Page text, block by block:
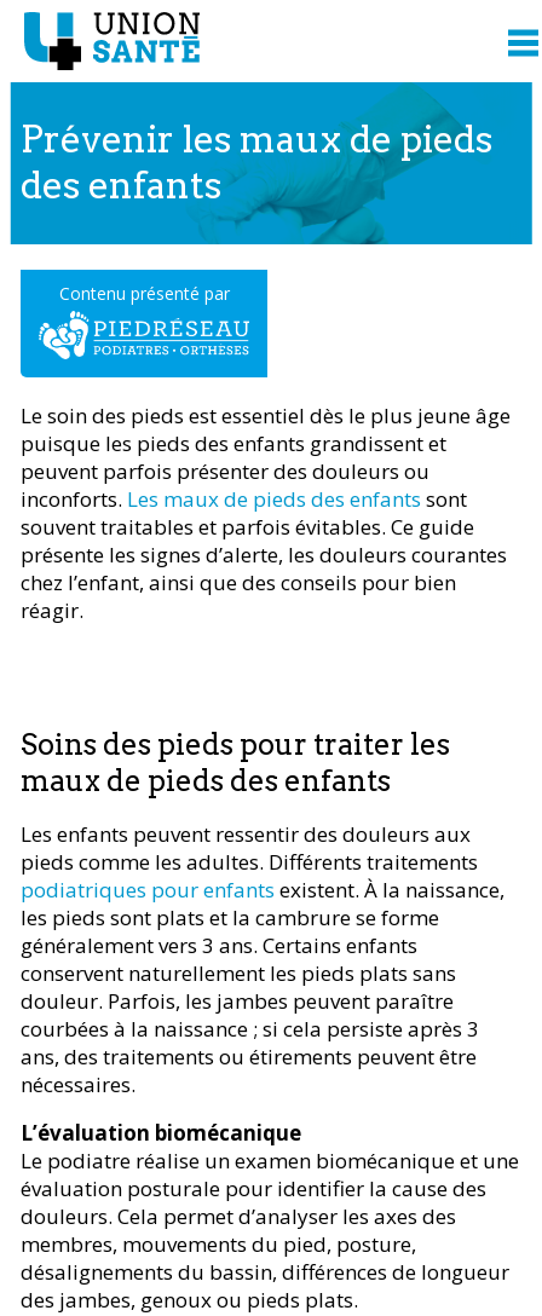
Prévenir les maux de pieds
des enfants
Contenu présenté par
Le soin des pieds est essentiel dès le plus jeune âge
puisque les pieds des enfants grandissent et
peuvent parfois présenter des douleurs ou
inconforts. Les maux de pieds des enfants sont
souvent traitables et parfois évitables. Ce guide
présente les signes d’alerte, les douleurs courantes
chez l’enfant, ainsi que des conseils pour bien
réagir.
Soins des pieds pour traiter les
maux de pieds des enfants
Les enfants peuvent ressentir des douleurs aux
pieds comme les adultes. Différents traitements
podiatriques pour enfants existent. À la naissance,
les pieds sont plats et la cambrure se forme
généralement vers 3 ans. Certains enfants
conservent naturellement les pieds plats sans
douleur. Parfois, les jambes peuvent paraître
courbées à la naissance ; si cela persiste après 3
ans, des traitements ou étirements peuvent être
nécessaires.
L’évaluation biomécanique
Le podiatre réalise un examen biomécanique et une
évaluation posturale pour identifier la cause des
douleurs. Cela permet d’analyser les axes des
membres, mouvements du pied, posture,
désalignements du bassin, différences de longueur
des jambes, genoux ou pieds plats.